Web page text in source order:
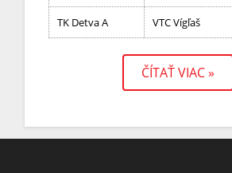
TK Detva A VTC Vígľaš
ČÍTAŤ VIAC »